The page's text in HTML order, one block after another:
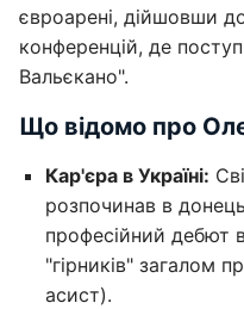
євроарені, дійшовши
конференцій, де
Вальєкано".
Що відомо про
Кар'єра в Україні:
розпочинав в
професійний дебют
"гірників" загалом
асист).